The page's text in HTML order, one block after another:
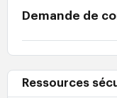
Demande de
Ressources